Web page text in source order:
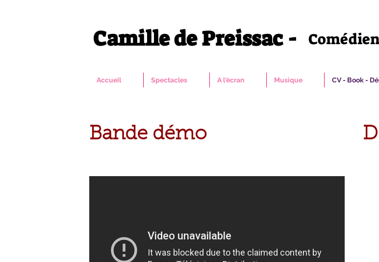
Camille de Preissac -
Accueil Spectacles A l'écran Musique CV - Book -
Bande démo